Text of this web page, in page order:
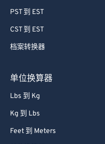
PST 到 EST
CST 到 EST
档案转换器
单位换算器
Lbs 到 Kg
Kg 到 Lbs
Feet 到 Meters